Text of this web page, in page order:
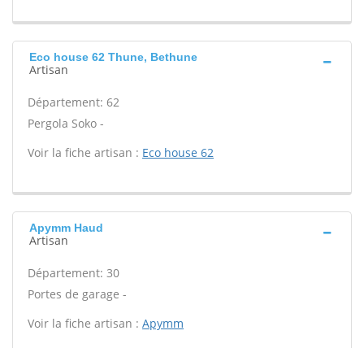
Eco house 62 Thune, Bethune
Artisan
Département: 62
Pergola Soko -
Voir la fiche artisan : Eco house 62
Apymm Haud
Artisan
Département: 30
Portes de garage -
Voir la fiche artisan : Apymm